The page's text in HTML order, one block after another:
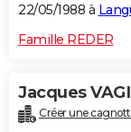
22/05/1988 à
Famille REDER
Jacques
Créer une